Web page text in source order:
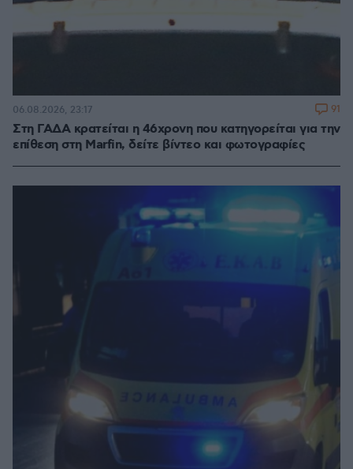
Στη ΓΑΔΑ κρατείται η 46χρονη που κατηγορείται για την
επίθεση στη Marfin, δείτε βίντεο και φωτογραφίες
06.08.2026, 23:17 91